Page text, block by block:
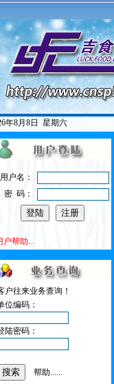
年8月8日 星期六
用户名：
密 码：
户帮助...
户往来业务查询！
位编码：
陆密码：
帮助......